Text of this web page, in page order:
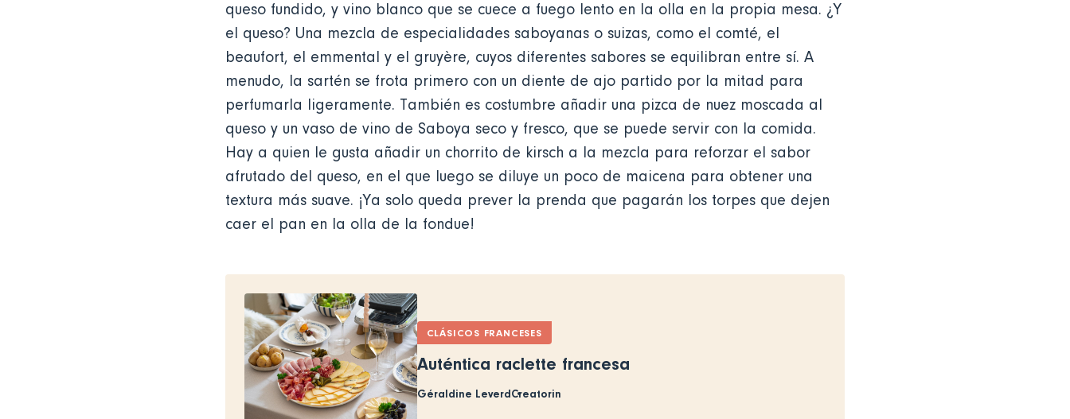
queso fundido, y vino blanco que se cuece a fuego lento en la olla en la propia mesa. ¿Y
el queso? Una mezcla de especialidades saboyanas o suizas, como el comté, el
beaufort, el emmental y el gruyère, cuyos diferentes sabores se equilibran entre sí. A
menudo, la sartén se frota primero con un diente de ajo partido por la mitad para
perfumarla ligeramente. También es costumbre añadir una pizca de nuez moscada al
queso y un vaso de vino de Saboya seco y fresco, que se puede servir con la comida.
Hay a quien le gusta añadir un chorrito de kirsch a la mezcla para reforzar el sabor
afrutado del queso, en el que luego se diluye un poco de maicena para obtener una
textura más suave. ¡Ya solo queda prever la prenda que pagarán los torpes que dejen
caer el pan en la olla de la fondue!
CLÁSICOS FRANCESES
Auténtica raclette francesa
Géraldine LeverdCreatorin